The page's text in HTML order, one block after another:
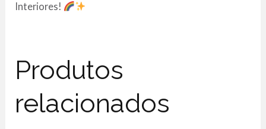
Interiores!
Produtos
relacionados